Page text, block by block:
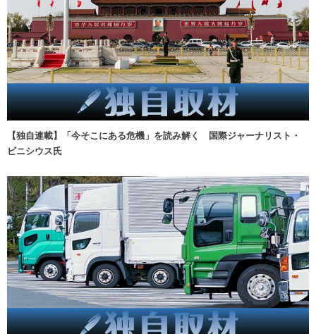
【独自連載】「今そこにある危機」を読み解く 国際ジャーナリスト・
ビニシウス氏